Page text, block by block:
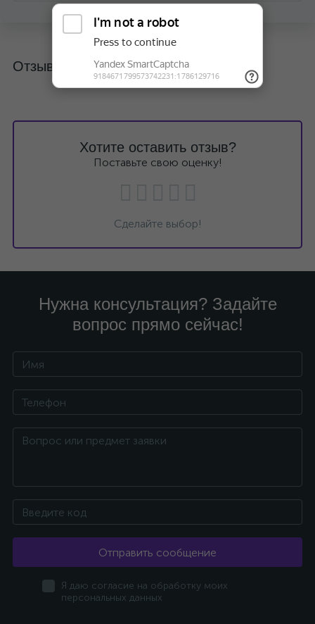
Отзывы
Хотите оставить отзыв?
Поставьте свою оценку!
Сделайте выбор!
Нужна консультация? Задайте
вопрос прямо сейчас!
Отправить сообщение
Я даю согласие на обработку моих
персональных данных